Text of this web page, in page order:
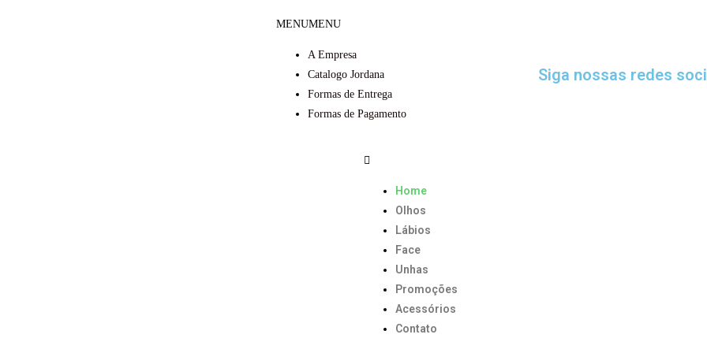
MENUMENU
A Empresa
Catalogo Jordana
Formas de Entrega
Formas de Pagamento
Siga nossas redes
Home
Olhos
Lábios
Face
Unhas
Promoções
Acessórios
Contato